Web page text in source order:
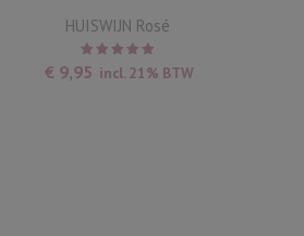
HUISWIJN Rosé
Waardering
5.00uit
€9,95 incl. 21% BTW